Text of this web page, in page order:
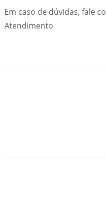
Em caso de dúvidas, fale
Atendimento